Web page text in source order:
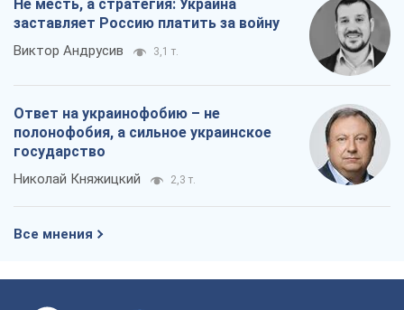
Не месть, а стратегия: Украина
заставляет Россию платить за войну
Виктор Андрусив 3,1 т.
Ответ на украинофобию – не
полонофобия, а сильное украинское
государство
Николай Княжицкий 2,3 т.
Все мнения